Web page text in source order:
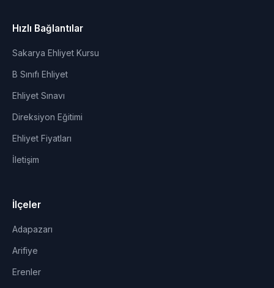
Hızlı Bağlantılar
Sakarya Ehliyet Kursu
B Sınıfı Ehliyet
Ehliyet Sınavı
Direksiyon Eğitimi
Ehliyet Fiyatları
İletişim
İlçeler
Adapazarı
Arifiye
Erenler